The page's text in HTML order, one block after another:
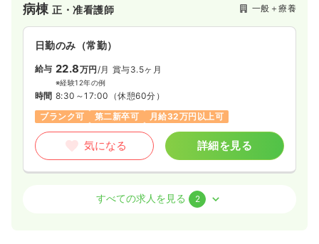
病棟正・准看護師 一般＋療養
日勤のみ（常勤）
給与 22.8万円 /月 賞与3.5ヶ月
※経験12年の例
時間 8:30～17:00 （休憩60分）
ブランク可
第二新卒可 月給32万円以上可
気になる 詳細を見る
正看護師
すべての求人を見る 2